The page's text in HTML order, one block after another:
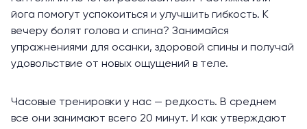
йога помогут успокоиться и улучшить гибкость. К
вечеру болят голова и спина? Занимайся
упражнениями для осанки, здоровой спины и получай
удовольствие от новых ощущений в теле.
Часовые тренировки у нас — редкость. В среднем
все они занимают всего 20 минут. И как утверждают